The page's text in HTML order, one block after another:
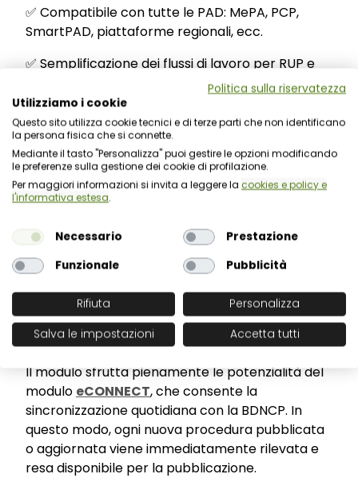
✅ Compatibile con tutte le PAD: MePA, PCP,
SmartPAD, piattaforme regionali, ecc.
✅ Semplificazione dei flussi di lavoro per RUP e
✅ Riduzione drastica di tempi e errori manuali
✅ Nessuna integrazione tecnica necessaria
✅ Aggiornamento costante dei dati pubblicati
allegato automatico dei documenti di gara)
Una sinergia coneCONNECT
per massimizzare l’efficienza
Il modulo sfrutta pienamente le potenzialità del
modulo eCONNECT, che consente la
sincronizzazione quotidiana con la BDNCP. In
questo modo, ogni nuova procedura pubblicata
o aggiornata viene immediatamente rilevata e
resa disponibile per la pubblicazione.
Politica sulla riservatezza
Utilizziamo i cookie
Questo sito utilizza cookie tecnici e di terze parti che non identificano
la persona fisica che si connette.
Mediante il tasto "Personalizza" puoi gestire le opzioni modificando
le preferenze sulla gestione dei cookie di profilazione.
Per maggiori informazioni si invita a leggere la cookies e policy e
l'informativa estesa.
Necessario
Prestazione
Funzionale
Pubblicità
Rifiuta
Personalizza
Salva le impostazioni
Accetta tutti